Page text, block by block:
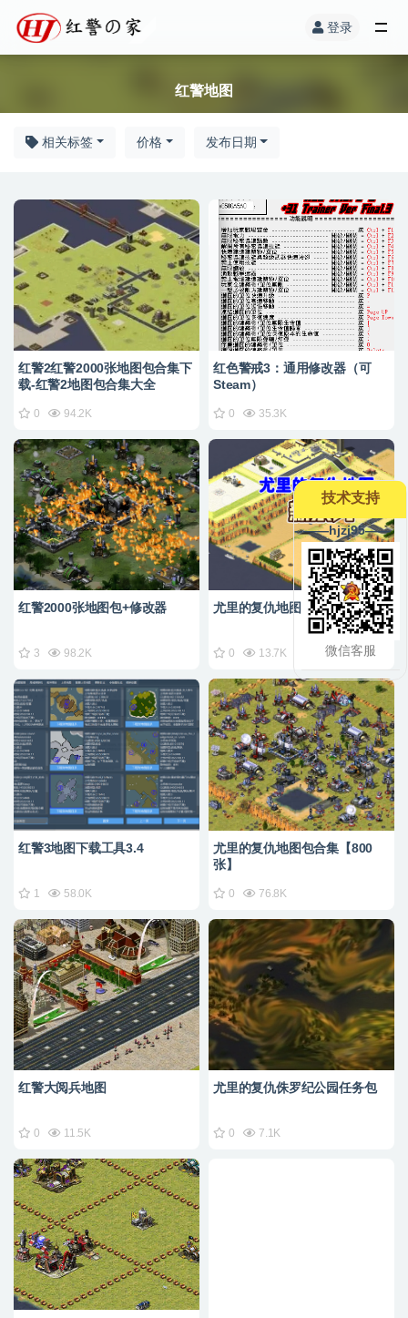
登录
红警地图
相关标签 价格 发布日期
红警2红警2000张地图包合集下
载-红警2地图包合集大全
0 94.2K
红色警戒3：通用修改器（可
Steam）
0 35.3K
红警2000张地图包+修改器
3 98.2K
尤里的复仇地图800张
0 13.7K
红警3地图下载工具3.4
1 58.0K
尤里的复仇地图包合集【800
张】
0 76.8K
红警大阅兵地图
0 11.5K
尤里的复仇侏罗纪公园任务包
0 7.1K
技术支持
--——hjzj95——
微信客服